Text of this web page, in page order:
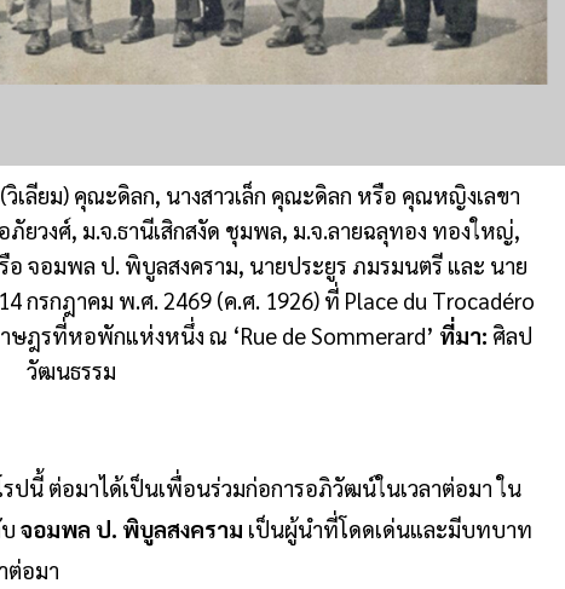
เลียม) คุณะดิลก, นางสาวเล็ก คุณะดิลก หรือ คุณหญิงเลขา
ภัยวงศ์, ม.จ.ธานีเสิกสงัด ชุมพล, ม.จ.ลายฉลุทอง ทองใหญ่,
จอมพล ป. พิบูลสงคราม, นายประยูร ภมรมนตรี และ นาย
กรกฎาคม พ.ศ. 2469 (ค.ศ. 1926) ที่ Place du Trocadéro
ษฎรที่หอพักแห่งหนึ่ง ณ ‘Rue de Sommerard’ ที่มา: ศิลป
วัฒนธรรม
ปนี้ ต่อมาได้เป็นเพื่อนร่วมก่อการอภิวัฒน์ในเวลาต่อมา ใน
จอมพล ป. พิบูลสงคราม เป็นผู้นำที่โดดเด่นและมีบทบาท
ต่อมา